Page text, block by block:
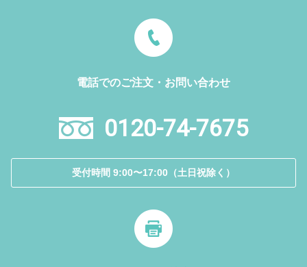
電話でのご注文・お問い合わせ
0120-74-7675
受付時間 9:00〜17:00（土日祝除く）